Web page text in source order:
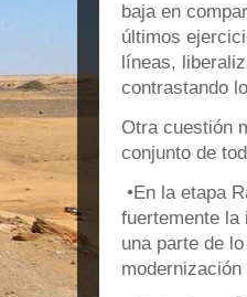
baja en
últimos
líneas,
contrastando
Otra cuestión
conjunto de
•En la etapa
fuertemente
una parte de